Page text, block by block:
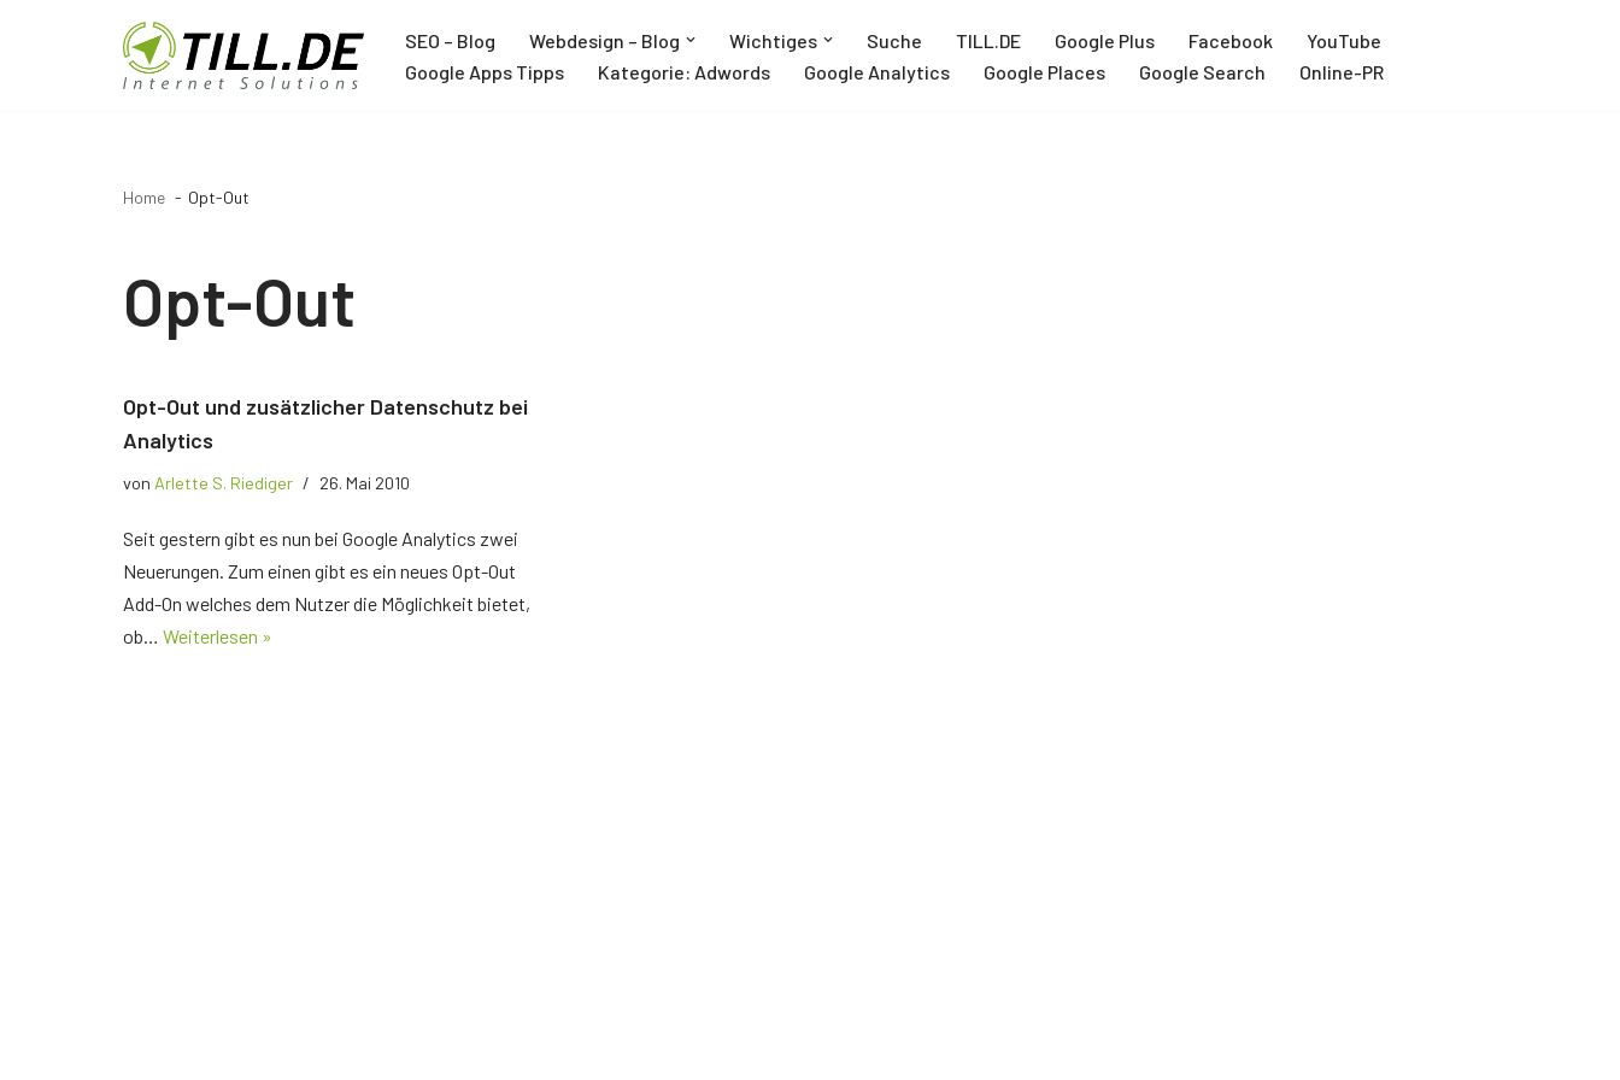
SEO – Blog Webdesign – Blog Wichtiges
Google Tag Manager Agentur
Joachim Schröder
12 Jahre Google Trainer
Der richtige Seminartyp
Rezension
Teilnehmerbericht 1
Suche TILL.DE Google Plus Facebook
YouTube
Google Apps Tipps
Kategorie: Adwords Google Analytics Google Places Google Search Online-PR
Home Opt-Out
Opt-Out
Opt-Out und zusätzlicher Datenschutz bei
Analytics
von Arlette S. Riediger 26. Mai 2010
Seit gestern gibt es nun bei Google Analytics zwei
Neuerungen. Zum einen gibt es ein neues Opt-Out
Add-On welches dem Nutzer die Möglichkeit bietet,
ob… Weiterlesen »